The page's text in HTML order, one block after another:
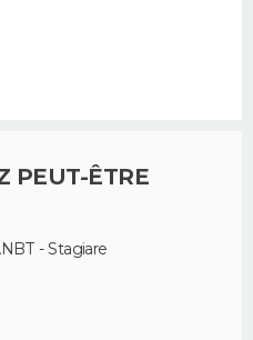
PEUT-ÊTRE
- Stagiare